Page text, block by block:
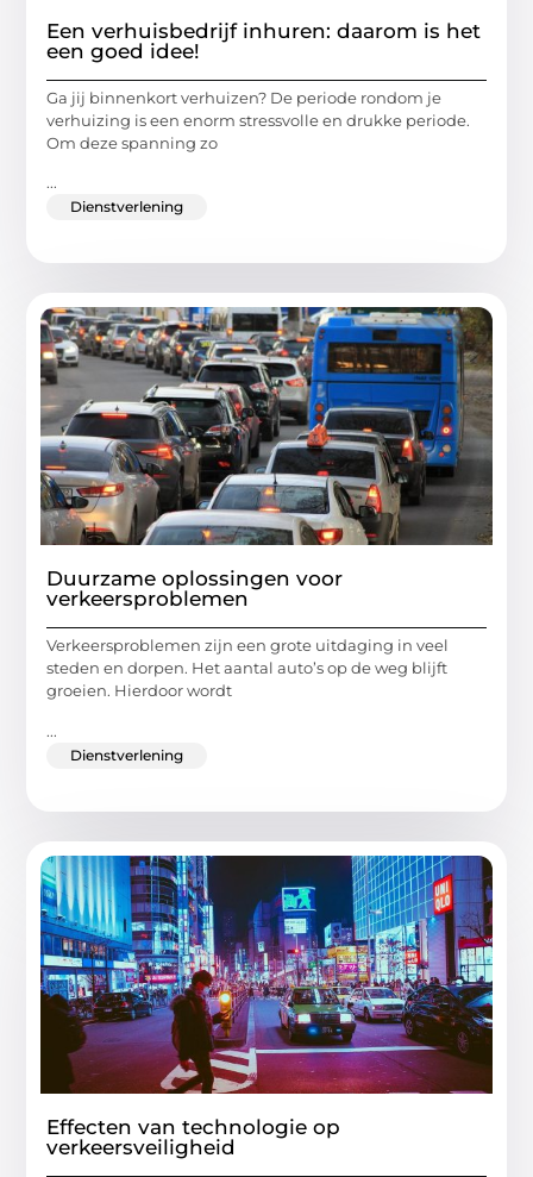
Een verhuisbedrijf inhuren: daarom is het
een goed idee!
Ga jij binnenkort verhuizen? De periode rondom je
verhuizing is een enorm stressvolle en drukke periode.
Om deze spanning zo
...
Dienstverlening
Duurzame oplossingen voor
verkeersproblemen
Verkeersproblemen zijn een grote uitdaging in veel
steden en dorpen. Het aantal auto’s op de weg blijft
groeien. Hierdoor wordt
...
Dienstverlening
Effecten van technologie op
verkeersveiligheid